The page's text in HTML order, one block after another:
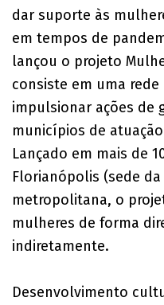
dar suporte às
em tempos de
lançou o projeto
consiste em uma
impulsionar ações de
municípios de
Lançado em mais de
Florianópolis (sede
metropolitana, o
mulheres de forma
indiretamente.
Desenvolvimento